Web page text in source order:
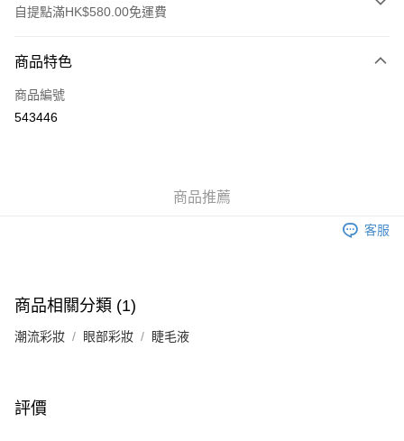
自提點滿HK$580.00免運費
信用卡
Apple Pay
相關說明
銀行匯款 請將存款存到以下銀行帳戶，並於存款單據寫上訂單編號後電郵至
eshop@colourmix-cosmetics.com** **我們不會處理沒有提供存款單據的訂
送貨方式
商品特色
商品編號
543446
商品推薦
客服
商品相關分類 (1)
潮流彩妝 眼部彩妝 睫毛液
評價